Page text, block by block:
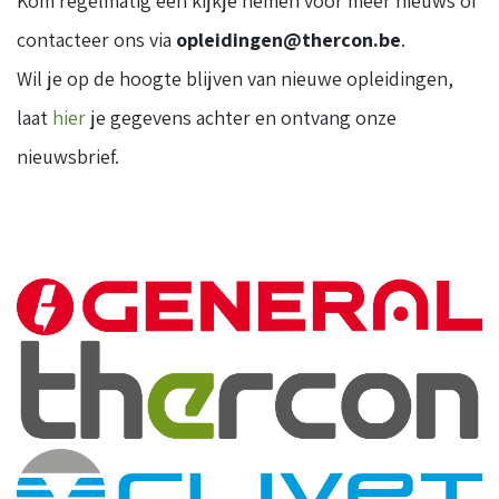
contacteer ons via opleidingen@thercon.be.
Wil je op de hoogte blijven van nieuwe opleidingen,
laat hier je gegevens achter en ontvang onze
nieuwsbrief.